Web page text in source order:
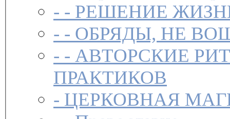
- - РЕШЕНИЕ
- - ОБРЯДЫ, НЕ
- - АВТОРСКИЕ
ПРАКТИКОВ
- ЦЕРКОВНАЯ